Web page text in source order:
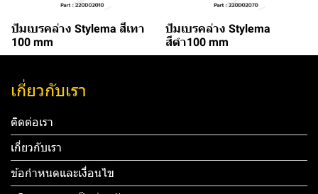
ปัมเบรคล่าง Stylema สีเทา
100 mm
ปัมเบรคล่าง Stylema
สีดำ100 mm
เกี่ยวกับเรา
ติดต่อเรา
เกี่ยวกับเรา
ข้อกำหนดและเงื่อนไข